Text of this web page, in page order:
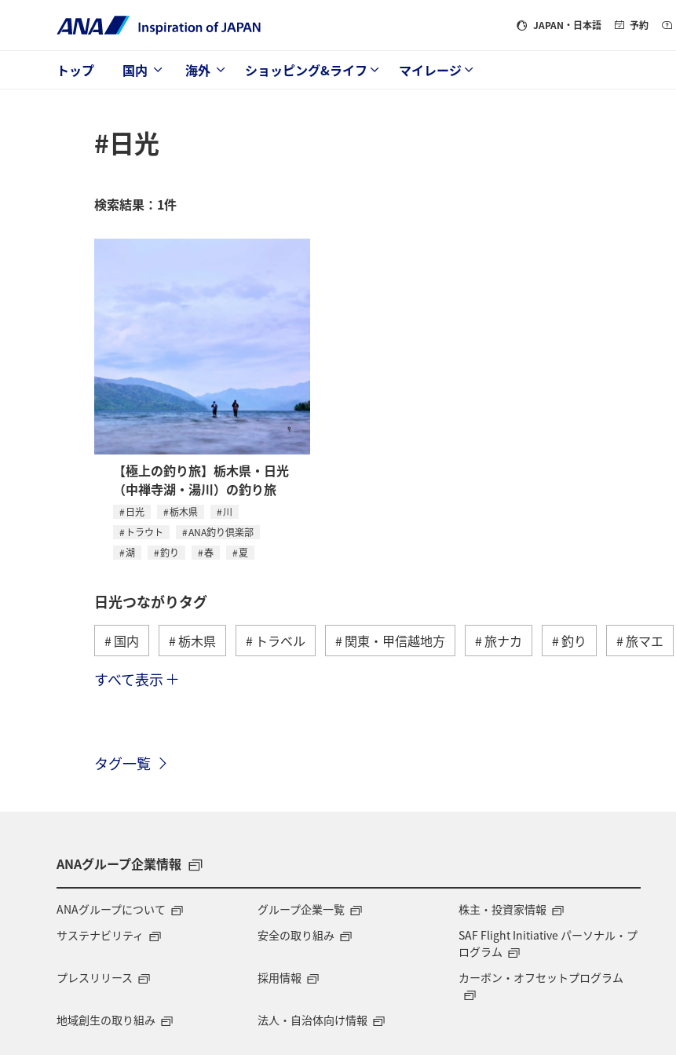
JAPAN ・日本語 予約
トップ 国内 海外 ショッピング&ライフ マイレージ
#日光
検索結果：1件
【極上の釣り旅】栃木県・日光
（中禅寺湖・湯川）の釣り旅
日光 栃木県
川
トラウト
ANA釣り倶楽部
湖
釣り 春 夏
日光つながりタグ
国内 栃木県 トラベル 関東・甲信越地方 旅ナカ 釣り 旅マエ
女子旅
すべて表示
タグ一覧
ANAグループ企業情報
ANAグループについて グループ企業一覧
株主・投資家情報
サステナビリティ
安全の取り組み
SAF Flight Initiative パーソナル・プ
ログラム
プレスリリース
採用情報 カーボン・オフセットプログラム
地域創生の取り組み 法人・自治体向け情報